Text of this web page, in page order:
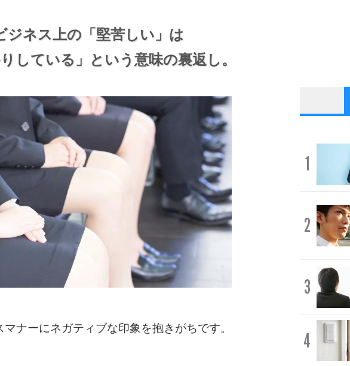
ジネス上の 「堅苦しい」は
りしている」という意味の裏返し。
ナーにネガティブな印象を抱きがちです。
1
2
3
4